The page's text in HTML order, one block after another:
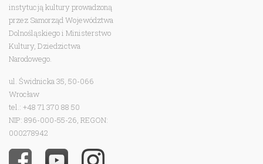
instytucją kultury prowadzoną
przez Samorząd Województwa
Dolnośląskiego i Ministerstwo
Kultury, Dziedzictwa
Narodowego.
ul. Świdnicka 35, 50-066
Wrocław
tel.: +48 71 370 88 50
NIP: 896-000-55-26, REGON:
000278942